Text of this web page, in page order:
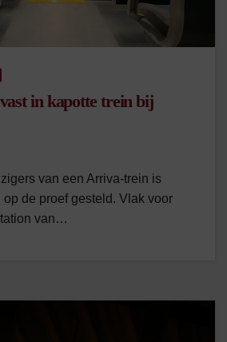
in kapotte trein bij
van een Arriva-trein is
de proef gesteld. Vlak voor
van…